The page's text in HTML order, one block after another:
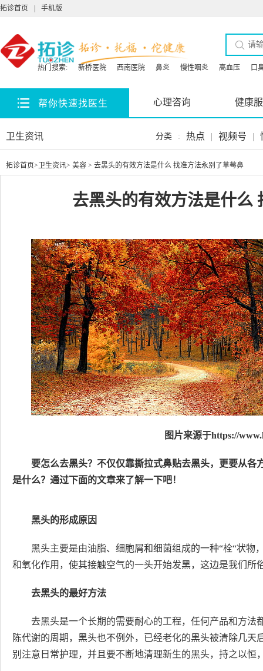
拓诊首页 手机版
热门搜索: 新桥医院 西南医院 鼻炎 慢性咽炎 高血压 口
帮你快速找医生 心理咨询 健康
卫生资讯 分类 : 热点 | 视频号 |
拓诊首页> 卫生资讯> 美容 > 去黑头的有效方法是什么 找准方法永别了草莓鼻
去黑头的有效方法是什么
图片来源于https://
要怎么去黑头？不仅仅靠撕拉式鼻贴去黑头，更要从
是什么？通过下面的文章来了解一下吧！
黑头的形成原因
黑头主要是由油脂、细胞屑和细菌组成的一种“栓“状
和氧化作用，使其接触空气的一头开始发黑，这边是我们所
去黑头的最好方法
去黑头是一个长期的需要耐心的工程，任何产品和方
陈代谢的周期，黑头也不例外，已经老化的黑头被清除几
别注意日常护理，并且要不断地清理新生的黑头，持之以恒